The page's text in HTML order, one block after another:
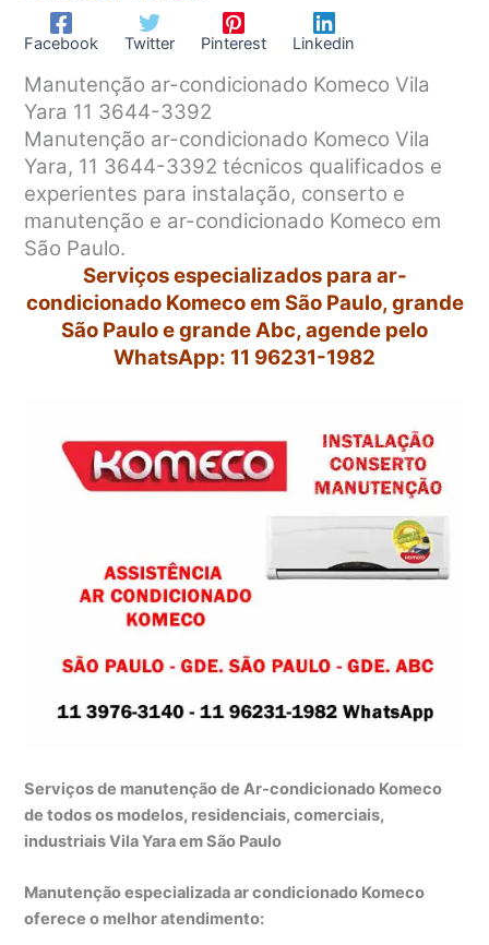
Facebook Twitter Pinterest Linkedin
Manutenção ar-condicionado Komeco Vila
Yara 11 3644-3392
Manutenção ar-condicionado Komeco Vila
Yara, 11 3644-3392 técnicos qualificados e
experientes para instalação, conserto e
manutenção e ar-condicionado Komeco em
São Paulo.
Serviços especializados para ar-
condicionado Komeco em São Paulo, grande
São Paulo e grande Abc, agende pelo
WhatsApp: 11 96231-1982
Serviços de manutenção de Ar-condicionado Komeco
de todos os modelos, residenciais, comerciais,
industriais Vila Yara em São Paulo
Manutenção especializada ar condicionado Komeco
oferece o melhor atendimento: